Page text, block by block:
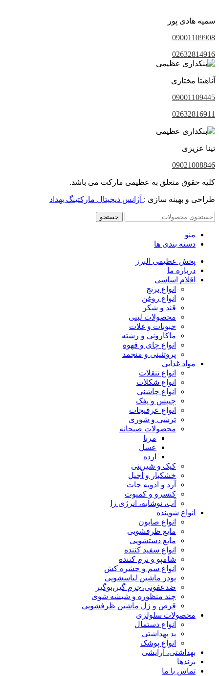
سمیه هادی پور
09001109908
02632814916
آناهیتا مختاری
09001109445
02632816911
تینا عزیزی
09021008846
کلیه حقوق متعلق به عظیمی مارکت می باشد.
طراحی و بهینه سازی : آژانس دیجیتال مارکتینگ بهداد
جستجو
منو
دسته بندی ها
پخش عظیمی البرز
درباره ما
اقلام اساسی
انواع برنج
انواع روغن
قند و شکر
محصولات لبنی
حبوبات و غلات
ماکارونی و رشته
انواع چای و قهوه
پروتئینی و منجمد
مواد غذایی
انواع تنقلات
انواع شکلات
انواع چاشنی
چیپس و پفک
انواع عرقیجات
ترشی و شوری
محصولات صبحانه
مربا
عسل
ارده
کیک و شیرینی
خشکبار و آجیل
آرد و ادویه جات
کنسرو و کمپوت
آب، نوشابه، انرژی زا
انواع شوینده
انواع صابون
مایع ظرفشویی
مایع دستشویی
انواع سفید کننده
شامپو و نرم کننده
انواع سم و حشره کش
پودر ماشین لباسشویی
ضدعفونی،جرم گیر،بوگیر
چند منظوره و شیشه شوی
قرص و ژل ماشین ظرفشویی
محصولات سلولزی
انواع دستمال
پد بهداشتی
انواع پوشک
بهداشتی، آرایشی
برندها
تماس با ما